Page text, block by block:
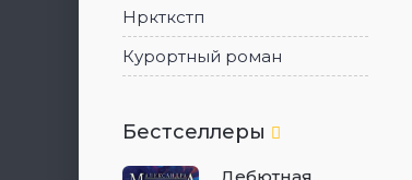
Нркткстп
Курортный роман
Бестселлеры